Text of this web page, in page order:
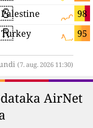
98
Palestine
95
Turkey
(7. aug. 2026 11:30)
AirNet